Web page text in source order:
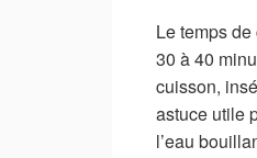
Le temps
30 à 40
cuisson,
astuce utile
l’eau